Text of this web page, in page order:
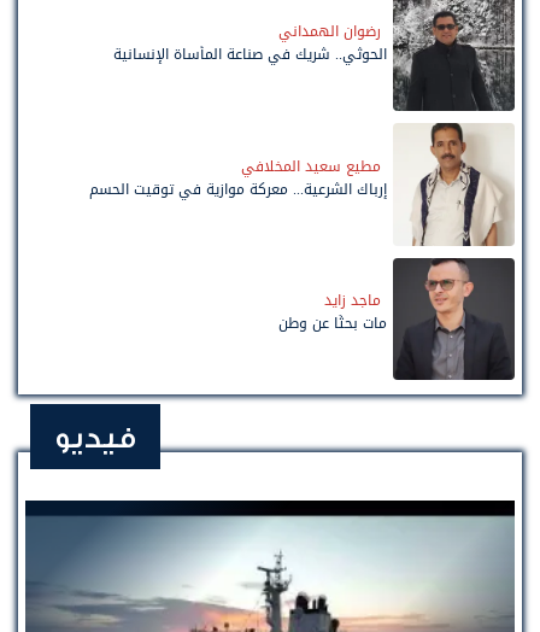
رضوان الهمداني
الحوثي.. شريك في صناعة المأساة الإنسانية
مطيع سعيد المخلافي
إرباك الشرعية... معركة موازية في توقيت الحسم
ماجد زايد
مات بحثًا عن وطن
فيديو